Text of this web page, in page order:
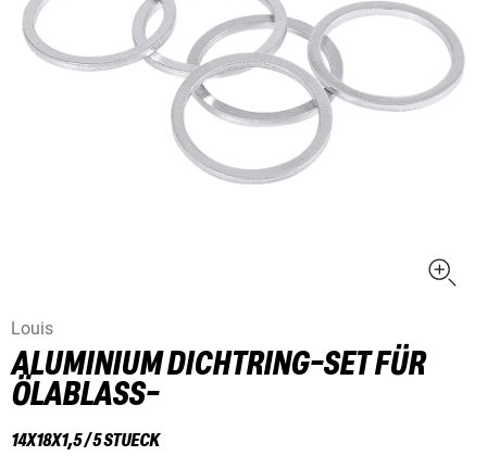
Louis
ALUMINIUM DICHTRING-SET FÜR
ÖLABLASS-
14X18X1,5 / 5 STUECK